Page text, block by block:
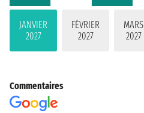
JANVIER
2027
FÉVRIER
2027
MARS
2027
Commentaires